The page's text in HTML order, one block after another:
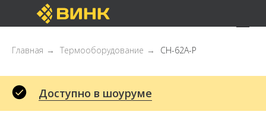
Главная → Термооборудование → CH-62A-P
Доступно в шоуруме